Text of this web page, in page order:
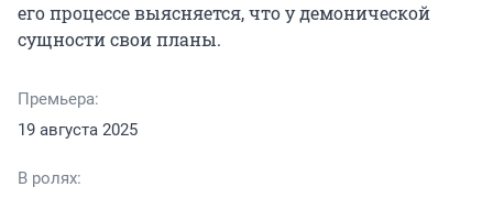
его процессе выясняется, что у демонической
сущности свои планы.
Премьера:
19 августа 2025
В ролях: